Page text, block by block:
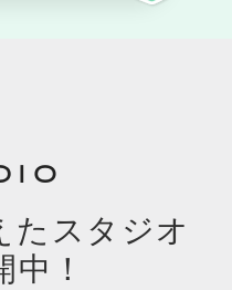
たスタジオ
！